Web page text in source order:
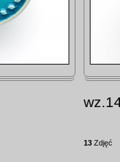
13 Zdjęć